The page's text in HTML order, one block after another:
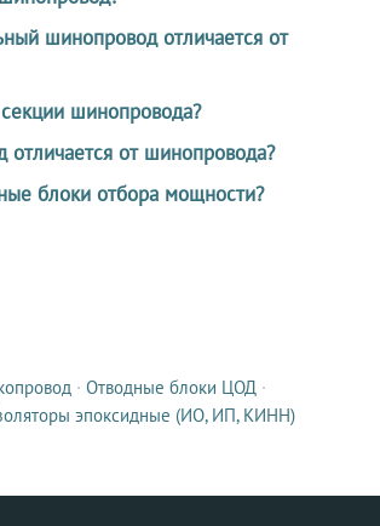
шинопровод отличается от
шинопровода?
отличается от шинопровода?
блоки отбора мощности?
· Отводные блоки ЦОД ·
эпоксидные (ИО, ИП, КИНН)